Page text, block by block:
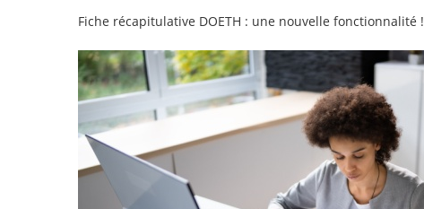
Fiche récapitulative DOETH : une nouvelle fonctionnalité !